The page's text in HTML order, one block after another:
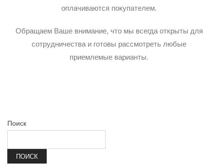
оплачиваются покупателем.
Обращаем Ваше внимание, что мы всегда открыты для
сотрудничества и готовы рассмотреть любые
приемлемые варианты.
Поиск
ПОИСК